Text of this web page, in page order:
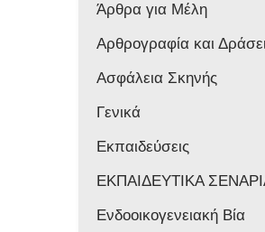
Άρθρα για Μέλη
Αρθρογραφία και
Ασφάλεια Σκηνής
Γενικά
Εκπαιδεύσεις
ΕΚΠΑΙΔΕΥΤΙΚΑ
Ενδοοικογενειακή Βία